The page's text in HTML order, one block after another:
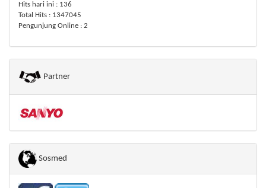
Hits hari ini : 136
Total Hits : 1347045
Pengunjung Online : 2
Partner
Sosmed